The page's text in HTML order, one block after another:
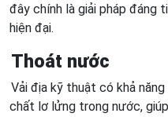
đây chính là giải pháp đáng
hiện đại.
Thoát nước
Vải địa kỹ thuật có khả
chất lơ lửng trong nước,